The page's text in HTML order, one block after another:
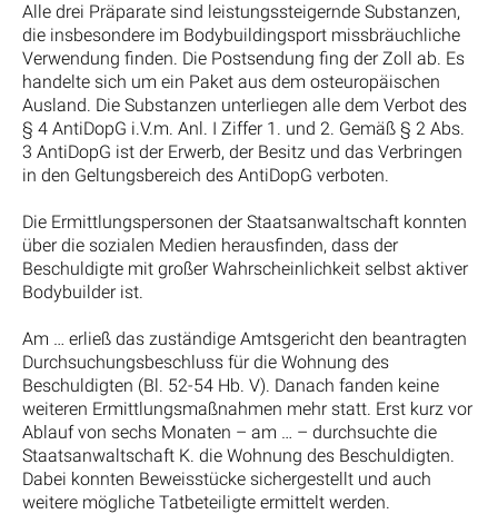
Alle drei Präparate sind leistungssteigernde Substanzen,
die insbesondere im Bodybuildingsport missbräuchliche
Verwendung finden. Die Postsendung fing der Zoll ab. Es
handelte sich um ein Paket aus dem osteuropäischen
Ausland. Die Substanzen unterliegen alle dem Verbot des
§ 4 AntiDopG i.V.m. Anl. I Ziffer 1. und 2. Gemäß § 2 Abs.
3 AntiDopG ist der Erwerb, der Besitz und das Verbringen
in den Geltungsbereich des AntiDopG verboten.
Die Ermittlungspersonen der Staatsanwaltschaft konnten
über die sozialen Medien herausfinden, dass der
Beschuldigte mit großer Wahrscheinlichkeit selbst aktiver
Bodybuilder ist.
Am … erließ das zuständige Amtsgericht den beantragten
Durchsuchungsbeschluss für die Wohnung des
Beschuldigten (Bl. 52-54 Hb. V). Danach fanden keine
weiteren Ermittlungsmaßnahmen mehr statt. Erst kurz vor
Ablauf von sechs Monaten – am … – durchsuchte die
Staatsanwaltschaft K. die Wohnung des Beschuldigten.
Dabei konnten Beweisstücke sichergestellt und auch
weitere mögliche Tatbeteiligte ermittelt werden.